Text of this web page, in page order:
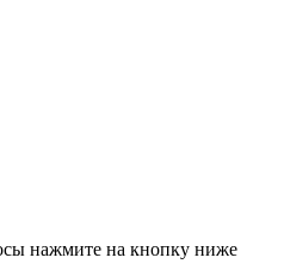
нажмите на кнопку ниже